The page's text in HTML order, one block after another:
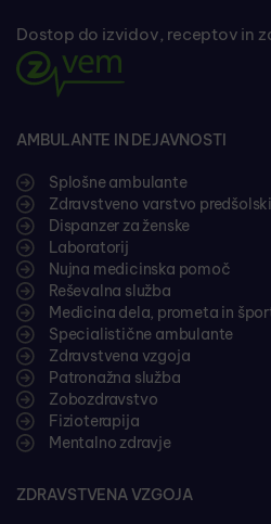
Dostop do izvidov, receptov in
AMBULANTE IN DEJAVNOSTI
Splošne ambulante
Zdravstveno varstvo
Dispanzer za ženske
Laboratorij
Nujna medicinska pomoč
Reševalna služba
Medicina dela, prometa in
Specialistične ambulante
Zdravstvena vzgoja
Patronažna služba
Zobozdravstvo
Fizioterapija
Mentalno zdravje
ZDRAVSTVENA VZGOJA